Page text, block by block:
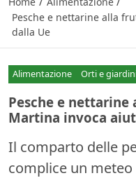
Pesche e nettarine alla
dalla Ue
Alimentazione Orti e
Pesche e
Martina invoca
Il comparto delle
complice un